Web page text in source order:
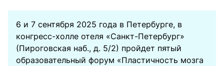
6 и 7 сентября 2025 года в Петербурге, в
конгресс-холле отеля «Санкт-Петербург»
(Пироговская наб., д. 5/2) пройдет пятый
образовательный форум «Пластичность мозга